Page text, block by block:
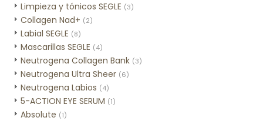
Limpieza y tónicos SEGLE (3)
Collagen Nad+ (2)
Labial SEGLE (8)
Mascarillas SEGLE (4)
Neutrogena Collagen Bank (3)
Neutrogena Ultra Sheer (6)
Neutrogena Labios (4)
5-ACTION EYE SERUM (1)
Absolute (1)